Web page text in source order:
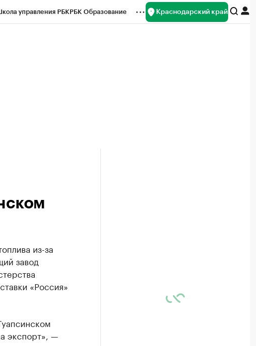
управления РБКРБК Образование Краснодарский край
из-за
завод
«Россия»
экспорт», —